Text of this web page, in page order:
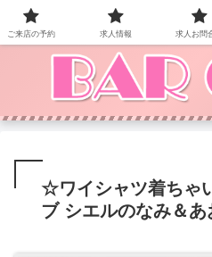
BAR CIEL！ご来店お
☆ワイシャツ着ちゃ
ブ シエルのなみ＆あ
ご来店の予約 求人情報 求人お問